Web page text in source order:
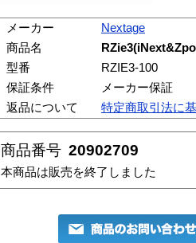
メーカー
Nextage
商品名
型番
RZIE3-100
保証条件
メーカー保証
返品について
特定商取引法に
商品番号 20902709
本商品は販売を終了しました